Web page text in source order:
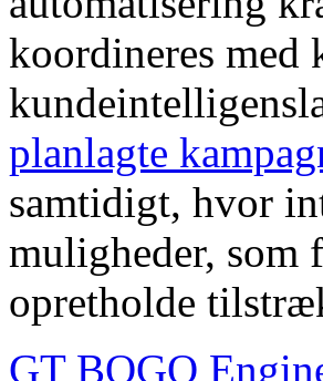
koordineres med
planlagte
samtidigt, hvor
muligheder, som
opretholde
GT BOGO